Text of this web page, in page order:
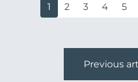
1 2 3 4 5
Previous